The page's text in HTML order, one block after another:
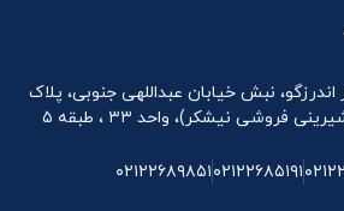
اندرزگو، نبش خیابان عبداللهی جنوبی، پلاک
۰۲۱۲۲۶۸۵۱۹۱۰۲۱۲۲۶۸۹۸۵۱